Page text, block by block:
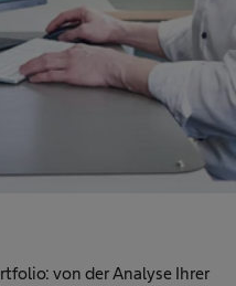
von der Analyse Ihrer